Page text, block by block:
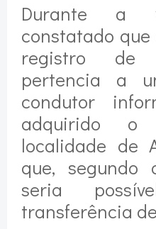
Durante a
constatado que
registro de
pertencia a
condutor
adquirido o
localidade de
que, segundo
seria
transferência